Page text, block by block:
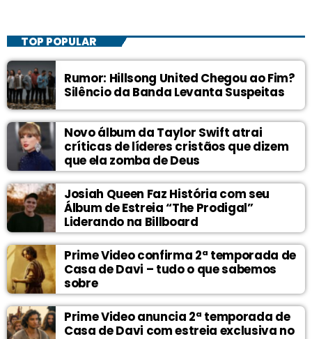
TOP POPULAR
Rumor: Hillsong United Chegou ao Fim?
Silêncio da Banda Levanta Suspeitas
Novo álbum da Taylor Swift atrai
críticas de líderes cristãos que dizem
que ela zomba de Deus
Josiah Queen Faz História com seu
Álbum de Estreia “The Prodigal”
Liderando na Billboard
Prime Video confirma 2ª temporada de
Casa de Davi – tudo o que sabemos
sobre
Prime Video anuncia 2ª temporada de
Casa de Davi com estreia exclusiva no